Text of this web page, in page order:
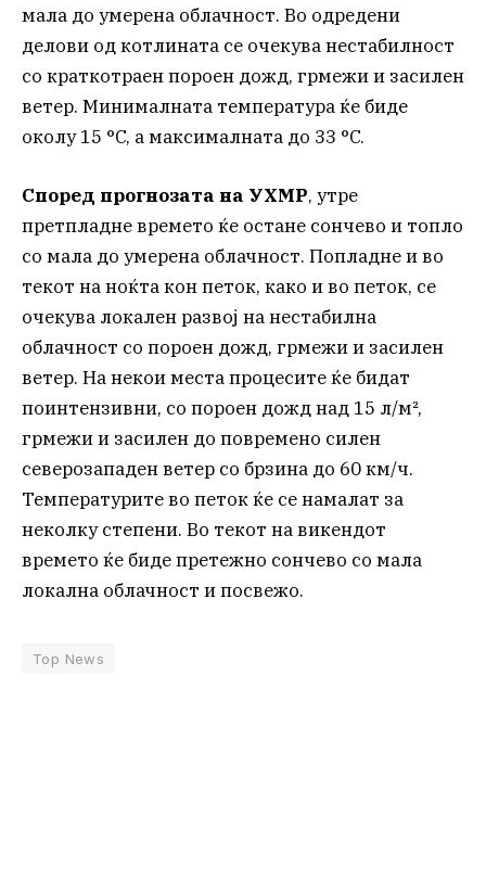
мала до умерена облачност. Во одредени
делови од котлината се очекува нестабилност
со краткотраен пороен дожд, грмежи и засилен
ветер. Минималната температура ќе биде
околу 15 °C, а максималната до 33 °C.
Според прогнозата на УХМР, утре
претпладне времето ќе остане сончево и топло
со мала до умерена облачност. Попладне и во
текот на ноќта кон петок, како и во петок, се
очекува локален развој на нестабилна
облачност со пороен дожд, грмежи и засилен
ветер. На некои места процесите ќе бидат
поинтензивни, со пороен дожд над 15 л/м²,
грмежи и засилен до повремено силен
северозападен ветер со брзина до 60 км/ч.
Температурите во петок ќе се намалат за
неколку степени. Во текот на викендот
времето ќе биде претежно сончево со мала
локална облачност и посвежо.
Top News